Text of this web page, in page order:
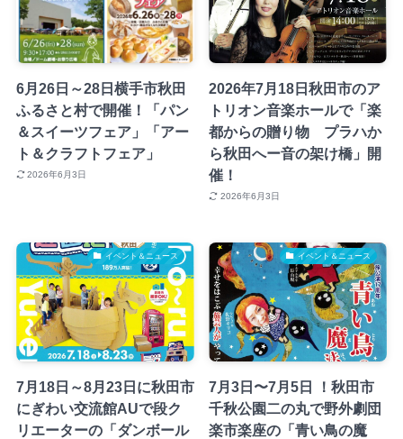
6月26日～28日横手市秋田
ふるさと村で開催！「パン
＆スイーツフェア」「アー
ト＆クラフトフェア」
2026年6月3日
2026年7月18日秋田市のア
トリオン音楽ホールで「楽
都からの贈り物 プラハか
ら秋田へー音の架け橋」開
催！
2026年6月3日
イベント＆ニュース
7月18日～8月23日に秋田市
にぎわい交流館AUで段ク
リエーターの「ダンボール
イベント＆ニュース
7月3日〜7月5日 ！秋田市
千秋公園二の丸で野外劇団
楽市楽座の「青い鳥の魔